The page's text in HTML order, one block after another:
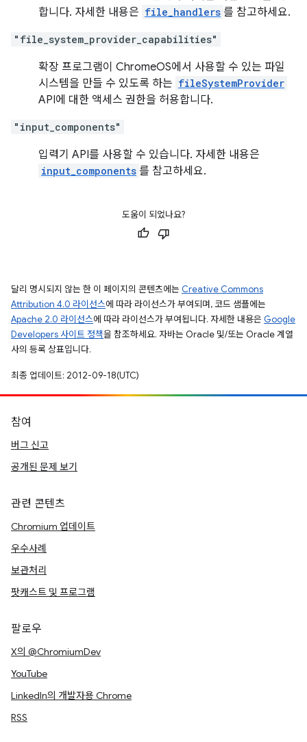
합니다. 자세한 내용은 file_handlers 를 참고하세요.
"file_system_provider_capabilities"
확장 프로그램이 ChromeOS에서 사용할 수 있는 파일
시스템을 만들 수 있도록 하는 fileSystemProvider
API에 대한 액세스 권한을 허용합니다.
"input_components"
입력기 API를 사용할 수 있습니다. 자세한 내용은
input_components 를 참고하세요.
도움이 되었나요?
달리 명시되지 않는 한 이 페이지의 콘텐츠에는 Creative Commons
Attribution 4.0 라이선스에 따라 라이선스가 부여되며, 코드 샘플에는
Apache 2.0 라이선스에 따라 라이선스가 부여됩니다. 자세한 내용은 Google
Developers 사이트 정책을 참조하세요. 자바는 Oracle 및/또는 Oracle 계열
사의 등록 상표입니다.
최종 업데이트: 2012-09-18(UTC)
참여
버그 신고
공개된 문제 보기
관련 콘텐츠
Chromium 업데이트
우수사례
보관처리
팟캐스트 및 프로그램
팔로우
X의 @ChromiumDev
YouTube
LinkedIn의 개발자용 Chrome
RSS